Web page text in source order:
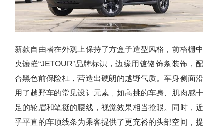
新款自由者在外观上保持了方盒子造型风格，前格栅中
央镶嵌“JETOUR”品牌标识，边缘用镀铬饰条装饰，配
合黑色前保险杠，营造出硬朗的越野气质。车身侧面沿
用了越野车的常见设计元素，如高挑的车身、肌肉感十
足的轮眉和笔挺的腰线，视觉效果相当抢眼。同时，近
乎平直的车顶线条为乘客提供了更充裕的头部空间，提